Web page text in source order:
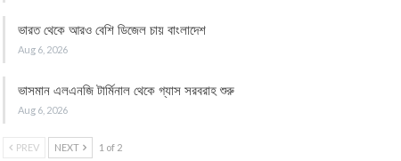
ভারত থেকে আরও বেশি ডিজেল চায় বাংলাদেশ
Aug 6, 2026
ভাসমান এলএনজি টার্মিনাল থেকে গ্যাস সরবরাহ শুরু
Aug 6, 2026
PREV NEXT 1 of 2